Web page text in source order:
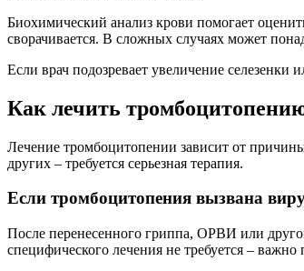
Биохимический анализ крови помогает
сворачивается. В сложных случаях может
Если врач подозревает увеличение
Как лечить
Лечение тромбоцитопении зависит от
других – требуется серьезная терапия.
Если тромбоцитопения вызвана
После перенесенного гриппа, ОРВИ или
специфического лечения не требуется –